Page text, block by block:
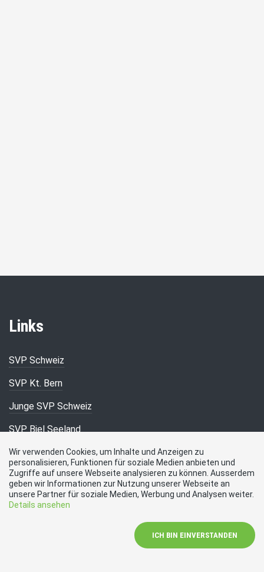
Links
SVP Schweiz
SVP Kt. Bern
Junge SVP Schweiz
SVP Biel Seeland
Aarberg
Kontakt
Heinz Häberli, Spins 16, 3270 Aarberg
Wir verwenden Cookies, um Inhalte und Anzeigen zu
personalisieren, Funktionen für soziale Medien anbieten und
Zugriffe auf unsere Webseite analysieren zu können. Ausserdem
geben wir Informationen zur Nutzung unserer Webseite an
unsere Partner für soziale Medien, Werbung und Analysen weiter.
Details ansehen
ICH BIN EINVERSTANDEN